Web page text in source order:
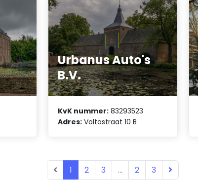
Urbanus Auto's
B.V.
KvK nummer: 83293523
Adres: Voltastraat 10 B
1 2 3 ... 2 3